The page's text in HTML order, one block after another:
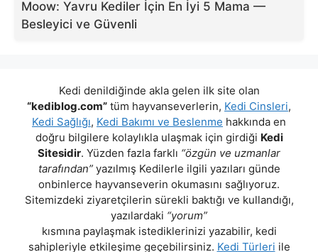
Moow: Yavru Kediler İçin En İyi 5 Mama —
Besleyici ve Güvenli
Kedi denildiğinde akla gelen ilk site olan
“kediblog.com” tüm hayvanseverlerin, Kedi Cinsleri,
Kedi Sağlığı, Kedi Bakımı ve Beslenme hakkında en
doğru bilgilere kolaylıkla ulaşmak için girdiği Kedi
Sitesidir. Yüzden fazla farklı “özgün ve uzmanlar
tarafından”yazılmış Kedilerle ilgili yazıları günde
onbinlerce hayvanseverin okumasını sağlıyoruz.
Sitemizdeki ziyaretçilerin sürekli baktığı ve kullandığı,
yazılardaki “yorum”
kısmına paylaşmak istediklerinizi yazabilir, kedi
sahipleriyle etkileşime geçebilirsiniz. Kedi Türleri ile